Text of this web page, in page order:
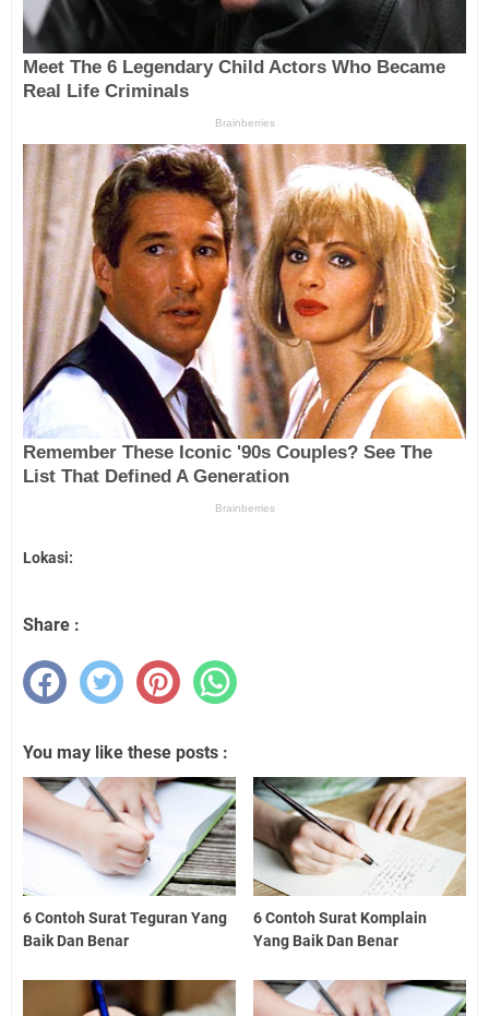
Lokasi:
Share :
You may like these posts :
6 Contoh Surat Teguran Yang
Baik Dan Benar
6 Contoh Surat Komplain
Yang Baik Dan Benar